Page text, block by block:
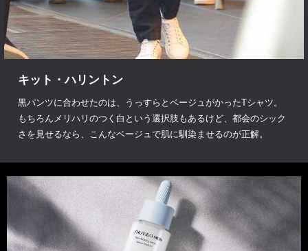
キット・ハリントン
黒パンツに合わせたのは、うっすらとベージュがかったTシャツ。
もちろんメリハリのつく白という選択肢もあるけど、都会のシック
さを見せるなら、こんなベージュで肌に馴染ませるのが正解。